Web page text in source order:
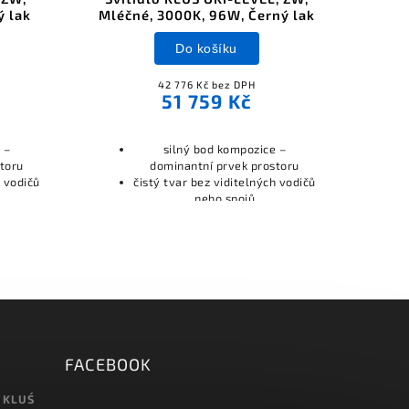
lak
–
Mléčné, 3000K, 96W, Černý lak
42 776 Kč bez DPH
51 759 Kč
Do košíku
silný bod kompozice –
dominantní prvek prostoru
čistý tvar bez viditelných vodičů
nebo spojů
FACEBOOK